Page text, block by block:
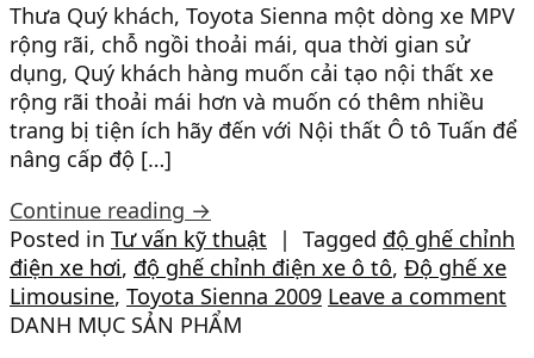
Thưa Quý khách, Toyota Sienna một dòng xe MPV
rộng rãi, chỗ ngồi thoải mái, qua thời gian sử
dụng, Quý khách hàng muốn cải tạo nội thất xe
rộng rãi thoải mái hơn và muốn có thêm nhiều
trang bị tiện ích hãy đến với Nội thất Ô tô Tuấn để
nâng cấp độ […]
Continue reading →
Posted in Tư vấn kỹ thuật | Tagged độ ghế chỉnh
điện xe hơi, độ ghế chỉnh điện xe ô tô, Độ ghế xe
Limousine, Toyota Sienna 2009 Leave a comment
DANH MỤC SẢN PHẨM